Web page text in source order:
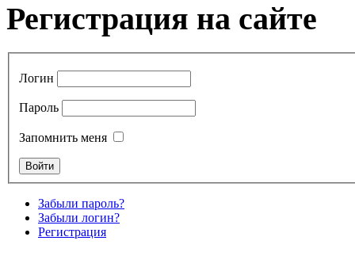
Регистрация на сайте
Логин
Пароль
Запомнить меня
Забыли пароль?
Забыли логин?
Регистрация